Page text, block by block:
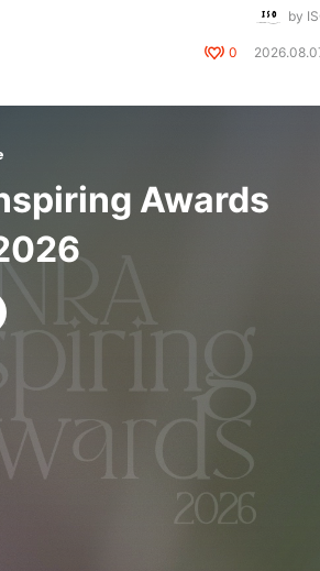
0
by
Awards